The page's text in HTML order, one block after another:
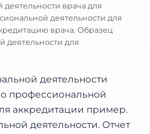
врача для
деятельности для
врача. Образец
деятельности для